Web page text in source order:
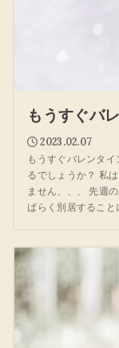
もうすぐバ
2023.02.07
もうすぐバレンタ
るでしょうか？ 私
ません、、、 先週
ばらく別居すること